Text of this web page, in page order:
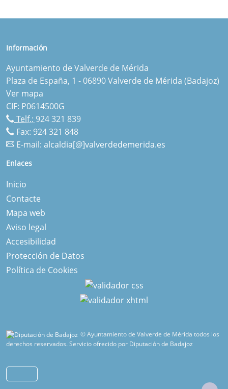
Información
Ayuntamiento de Valverde de Mérida
Plaza de España, 1 - 06890 Valverde de Mérida (Badajoz)
Ver mapa
CIF: P0614500G
Telf.: 924 321 839
Fax: 924 321 848
E-mail: alcaldia[@]valverdedemerida.es
Enlaces
Inicio
Contacte
Mapa web
Aviso legal
Accesibilidad
Protección de Datos
Política de Cookies
© Ayuntamiento de Valverde de Mérida todos los
derechos reservados.Servicio ofrecido por Diputación de Badajoz